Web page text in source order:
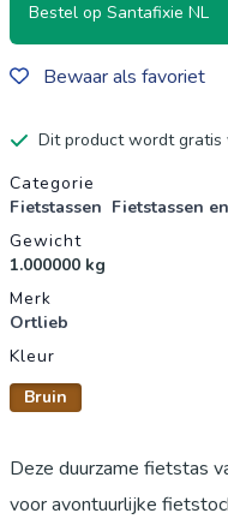
Bestel op Santafixie NL
Bewaar als favoriet
Dit product wordt gratis
Productgegevens
Categorie
Fietstassen Fietstassen
Gewicht
1.000000 kg
Merk
Ortlieb
Kleur
Bruin
Deze duurzame fietstas
voor avontuurlijke